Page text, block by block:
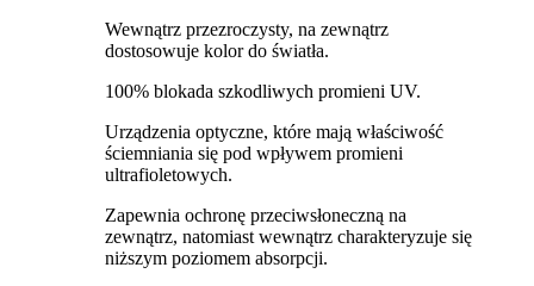
Wewnątrz przezroczysty, na zewnątrz
dostosowuje kolor do światła.
100% blokada szkodliwych promieni UV.
Urządzenia optyczne, które mają właściwość
ściemniania się pod wpływem promieni
ultrafioletowych.
Zapewnia ochronę przeciwsłoneczną na
zewnątrz, natomiast wewnątrz charakteryzuje się
niższym poziomem absorpcji.